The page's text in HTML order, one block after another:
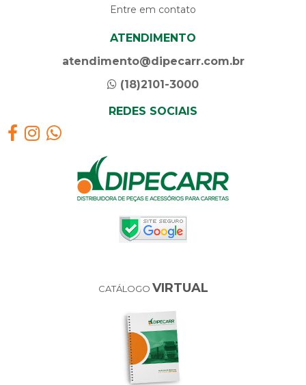
Entre em contato
ATENDIMENTO
atendimento@dipecarr.com.br
(18)2101-3000
REDES SOCIAIS
CATÁLOGO VIRTUAL